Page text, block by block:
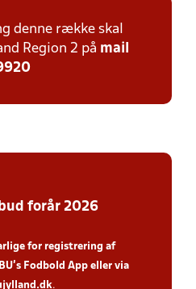
denne række skal
Region 2 på mail
forår 2026
for registrering af
Fodbold App eller via
.